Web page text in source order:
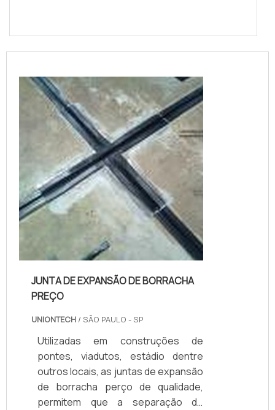
JUNTA DE EXPANSÃO DE BORRACHA
PREÇO
UNIONTECH / SÃO PAULO - SP
Utilizadas em construções de
pontes, viadutos, estádio dentre
outros locais, as juntas de expansão
de borracha perço de qualidade,
permitem que a separação de